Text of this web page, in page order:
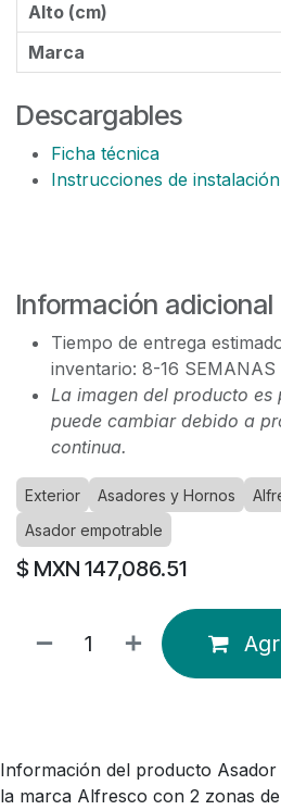
Alto (cm)
Marca
Descargables
Ficha técnica
Instrucciones de instalación
Información adicional
Tiempo de entrega
inventario: 8-16 SEMANAS
La imagen del producto
puede cambiar debido a
continua.
Exterior Asadores y Hornos
Asador empotrable
$ MXN 147,086.51
Información del producto Asador
la marca Alfresco con 2 zonas